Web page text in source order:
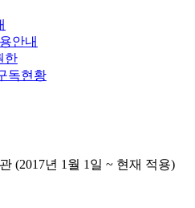
안내
한
독현황
(2017년 1월 1일 ~ 현재 적용)